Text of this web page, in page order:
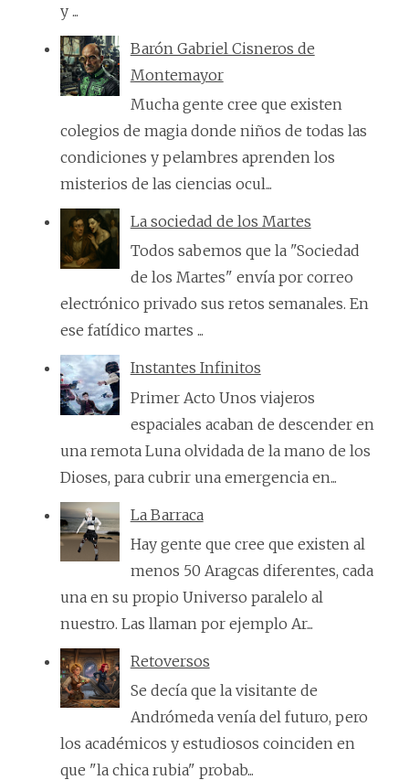
y ...
Barón Gabriel Cisneros de
Montemayor
Mucha gente cree que existen
colegios de magia donde niños de todas las
condiciones y pelambres aprenden los
misterios de las ciencias ocul...
La sociedad de los Martes
Todos sabemos que la "Sociedad
de los Martes" envía por correo
electrónico privado sus retos semanales. En
ese fatídico martes ...
Instantes Infinitos
Primer Acto Unos viajeros
espaciales acaban de descender en
una remota Luna olvidada de la mano de los
Dioses, para cubrir una emergencia en...
La Barraca
Hay gente que cree que existen al
menos 50 Aragcas diferentes, cada
una en su propio Universo paralelo al
nuestro. Las llaman por ejemplo Ar...
Retoversos
Se decía que la visitante de
Andrómeda venía del futuro, pero
los académicos y estudiosos coinciden en
que "la chica rubia" probab...